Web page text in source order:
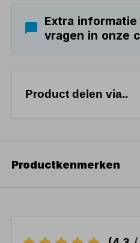
Extra
vragen in onze
Product delen via..
Productkenmerken